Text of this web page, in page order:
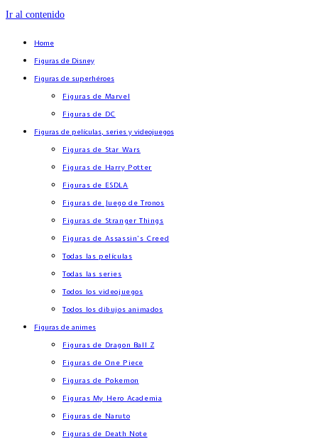
Ir al contenido
Home
Figuras de Disney
Figuras de superhéroes
Figuras de Marvel
Figuras de DC
Figuras de películas, series y videojuegos
Figuras de Star Wars
Figuras de Harry Potter
Figuras de ESDLA
Figuras de Juego de Tronos
Figuras de Stranger Things
Figuras de Assassin’s Creed
Todas las películas
Todas las series
Todos los videojuegos
Todos los dibujos animados
Figuras de animes
Figuras de Dragon Ball Z
Figuras de One Piece
Figuras de Pokemon
Figuras My Hero Academia
Figuras de Naruto
Figuras de Death Note